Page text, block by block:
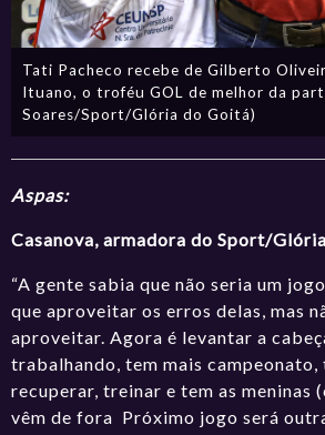
Tati Pacheco recebe de Gilberto
Ituano, o troféu GOL de melhor da
Soares/Sport/Glória do Goitá)
Aspas:
Casanova, armadora do Sport/
“A gente sabia que não seria um
que aproveitar os erros delas, mas
aproveitar. Agora é levantar a
trabalhando, tem mais campeonato,
recuperar, treinar e tem as meninas
vêm de fora Próximo jogo será